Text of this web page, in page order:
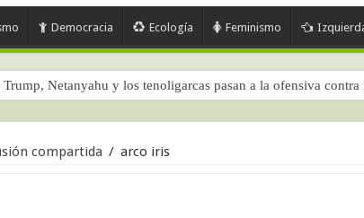
Democracia Ecología Feminismo
Trump, Netanyahu y los tenoligarcas pasan a la ofensiva contra
compartida / arco iris